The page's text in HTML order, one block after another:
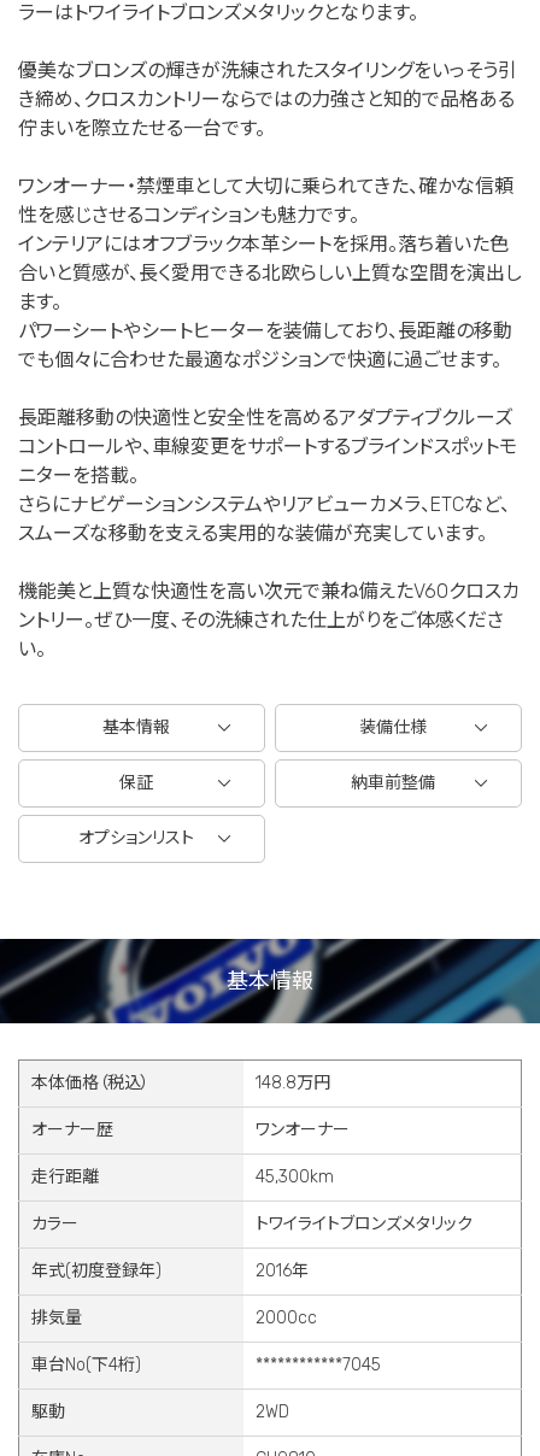
ラーはトワイライトブロンズメタリックとなります。
優美なブロンズの輝きが洗練されたスタイリングをいっそう引
き締め、クロスカントリーならではの力強さと知的で品格ある
佇まいを際立たせる一台です。
ワンオーナー・禁煙車として大切に乗られてきた、確かな信頼
性を感じさせるコンディションも魅力です。
インテリアにはオフブラック本革シートを採用。落ち着いた色
合いと質感が、長く愛用できる北欧らしい上質な空間を演出し
ます。
パワーシートやシートヒーターを装備しており、長距離の移動
でも個々に合わせた最適なポジションで快適に過ごせます。
長距離移動の快適性と安全性を高めるアダプティブクルーズ
コントロールや、車線変更をサポートするブラインドスポットモ
ニターを搭載。
さらにナビゲーションシステムやリアビューカメラ、ETCなど、
スムーズな移動を支える実用的な装備が充実しています。
機能美と上質な快適性を高い次元で兼ね備えたV60クロスカ
ントリー。ぜひ一度、その洗練された仕上がりをご体感くださ
い。
基本情報 装備仕様
保証 納車前整備
オプションリスト
基本情報
本体価格（税込） 148.8万円
オーナー歴 ワンオーナー
走行距離 45,300km
カラー トワイライトブロンズメタリック
年式(初度登録年) 2016年
排気量 2000cc
車台No(下4桁) ************7045
駆動 2WD